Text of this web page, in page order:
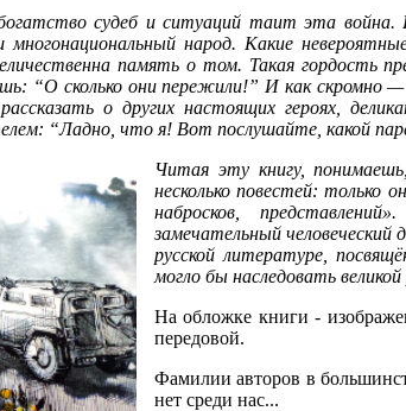
судеб и ситуаций таит эта
многонациональный народ. Какие
память о том. Такая гордость
“О сколько они пережили!” И как скромно
о других настоящих героях,
“Ладно, что я! Вот послушайте, какой
Читая эту книгу,
несколько повестей: только
набросков,
замечательный человеческий
русской литературе,
могло бы наследовать
На обложке книги -
передовой.
Фамилии авторов в
нет среди нас...